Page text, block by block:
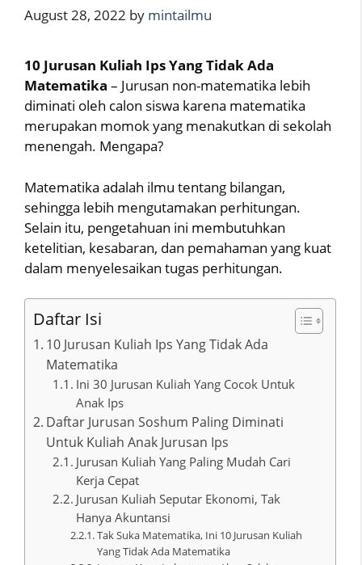
August 28, 2022 by mintailmu
10 Jurusan Kuliah Ips Yang Tidak Ada
Matematika – Jurusan non-matematika lebih
diminati oleh calon siswa karena matematika
merupakan momok yang menakutkan di sekolah
menengah. Mengapa?
Matematika adalah ilmu tentang bilangan,
sehingga lebih mengutamakan perhitungan.
Selain itu, pengetahuan ini membutuhkan
ketelitian, kesabaran, dan pemahaman yang kuat
dalam menyelesaikan tugas perhitungan.
Daftar Isi
10 Jurusan Kuliah Ips Yang Tidak Ada
Matematika
Ini 30 Jurusan Kuliah Yang Cocok Untuk
Anak Ips
Daftar Jurusan Soshum Paling Diminati
Untuk Kuliah Anak Jurusan Ips
Jurusan Kuliah Yang Paling Mudah Cari
Kerja Cepat
Jurusan Kuliah Seputar Ekonomi, Tak
Hanya Akuntansi
Tak Suka Matematika, Ini 10 Jurusan Kuliah
Yang Tidak Ada Matematika